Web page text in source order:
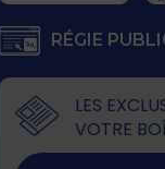
RÉGIE
LES
VOTRE